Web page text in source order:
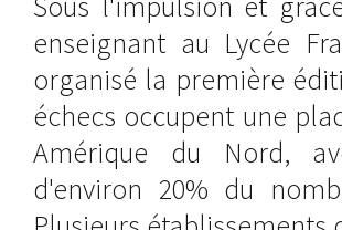
enseignant au Lycée
organisé la première
échecs occupent une
Amérique du Nord,
d'environ 20% du